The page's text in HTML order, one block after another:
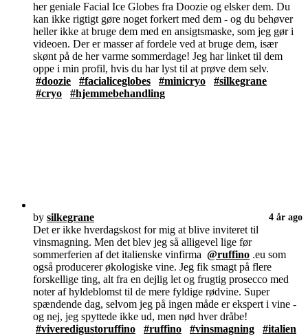
her geniale Facial Ice Globes fra Doozie og elsker dem. Du
kan ikke rigtigt gøre noget forkert med dem - og du behøver
heller ikke at bruge dem med en ansigtsmaske, som jeg gør i
videoen. Der er masser af fordele ved at bruge dem, især
skønt på de her varme sommerdage! Jeg har linket til dem
oppe i min profil, hvis du har lyst til at prøve dem selv.
#doozie
#facialiceglobes #minicryo
#silkegrane
#cryo
#hjemmebehandling
by silkegrane 4 år ago
Det er ikke hverdagskost for mig at blive inviteret til
vinsmagning. Men det blev jeg så alligevel lige før
sommerferien af det italienske vinfirma @ruffino .eu som
også producerer økologiske vine. Jeg fik smagt på flere
forskellige ting, alt fra en dejlig let og frugtig prosecco med
noter af hyldeblomst til de mere fyldige rødvine. Super
spændende dag, selvom jeg på ingen måde er ekspert i vine -
og nej, jeg spyttede ikke ud, men nød hver dråbe!
#viveredigustoruffino
#ruffino #vinsmagning #italien